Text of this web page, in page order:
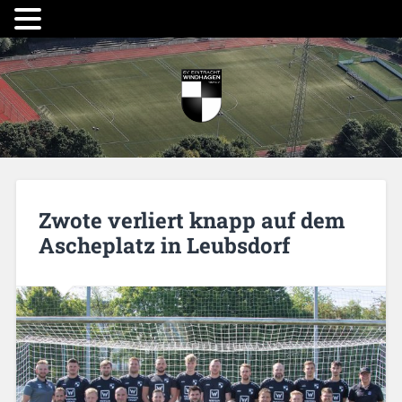
Zwote verliert knapp auf dem
Ascheplatz in Leubsdorf